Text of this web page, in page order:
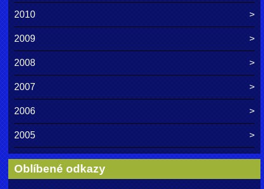
2010
2009
2008
2007
2006
2005
Oblíbené odkazy